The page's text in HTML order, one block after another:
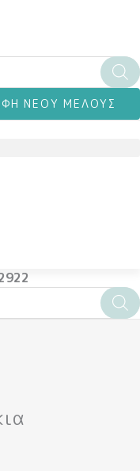
ΝΕΟΥ ΜΕΛΟΥΣ